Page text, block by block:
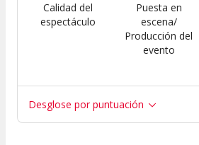
Calidad del
espectáculo
Puesta en
escena/
Producción del
evento
Desglose por puntuación